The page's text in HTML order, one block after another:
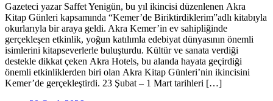
Gazeteci yazar Saffet Yenigün, bu yıl ikincisi düzenlenen Akra
Kitap Günleri kapsamında “Kemer’de Biriktirdiklerim”adlı kitabıyla
okurlarıyla bir araya geldi. Akra Kemer’in ev sahipliğinde
gerçekleşen etkinlik, yoğun katılımla edebiyat dünyasının önemli
isimlerini kitapseverlerle buluşturdu. Kültür ve sanata verdiği
destekle dikkat çeken Akra Hotels, bu alanda hayata geçirdiği
önemli etkinliklerden biri olan Akra Kitap Günleri’nin ikincisini
Kemer’de gerçekleştirdi. 23 Şubat – 1 Mart tarihleri […]